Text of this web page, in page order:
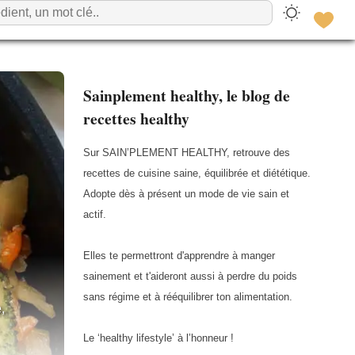
Sainplement healthy, le blog de
recettes healthy
Sur SAIN’PLEMENT HEALTHY, retrouve des
recettes de cuisine saine, équilibrée et diététique.
Adopte dès à présent un mode de vie sain et
actif.
Elles te permettront d'apprendre à manger
sainement et t'aideront aussi à perdre du poids
sans régime et à rééquilibrer ton alimentation.
Le ‘healthy lifestyle’ à l’honneur !